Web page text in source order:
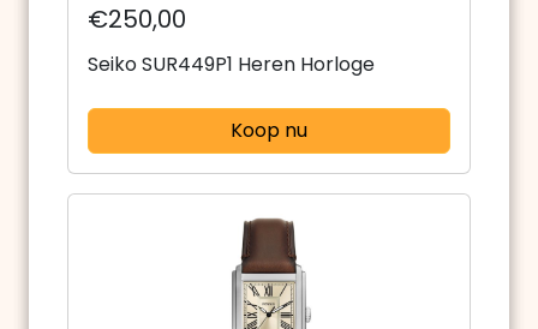
€250,00
Seiko SUR449P1 Heren Horloge
Koop nu